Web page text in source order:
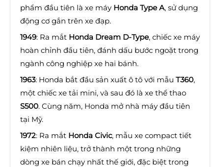
phẩm đầu tiên là xe máy Honda Type A, sử dụng
động cơ gắn trên xe đạp.
1949: Ra mắt Honda Dream D-Type, chiếc xe máy
hoàn chỉnh đầu tiên, đánh dấu bước ngoặt trong
ngành công nghiệp xe hai bánh.
1963: Honda bắt đầu sản xuất ô tô với mẫu T360,
một chiếc xe tải mini, và sau đó là xe thể thao
S500. Cùng năm, Honda mở nhà máy đầu tiên
tại Mỹ.
1972: Ra mắt Honda Civic, mẫu xe compact tiết
kiệm nhiên liệu, trở thành một trong những
dòng xe bán chạy nhất thế giới, đặc biệt trong